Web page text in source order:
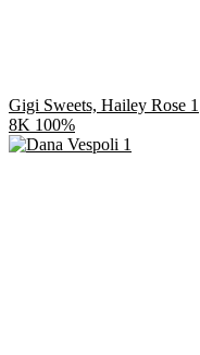
Gigi Sweets, Hailey Rose 1
8K 100%